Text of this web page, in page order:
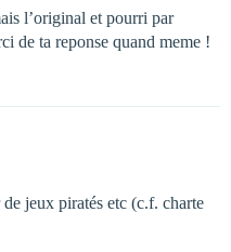
l’original et pourri par
de ta reponse quand meme !
jeux piratés etc (c.f. charte